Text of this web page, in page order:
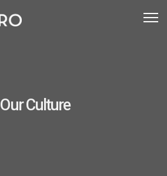
Our Culture